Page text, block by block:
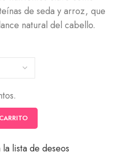
hasta
$74,000
de seda y arroz, que
natural del cabello.
lista de deseos